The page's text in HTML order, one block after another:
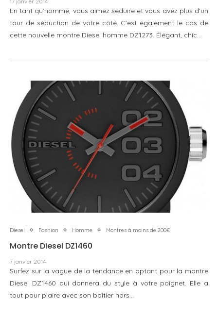
En tant qu’homme, vous aimez séduire et vous avez plus d’un
tour de séduction de votre côté. C’est également le cas de
cette nouvelle montre Diesel homme DZ1273. Élégant, chic…
Diesel Fashion Homme Montres à moins de 200€
Montre Diesel DZ1460
7 janvier 2014
Surfez sur la vague de la tendance en optant pour la montre
Diesel DZ1460 qui donnera du style à votre poignet. Elle a
tout pour plaire avec son boîtier hors…